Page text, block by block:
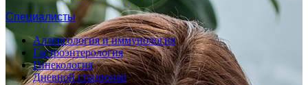
Специалисты
Аллергология и иммунология
Гастроэнтерология
Гинекология
Дневной стационар